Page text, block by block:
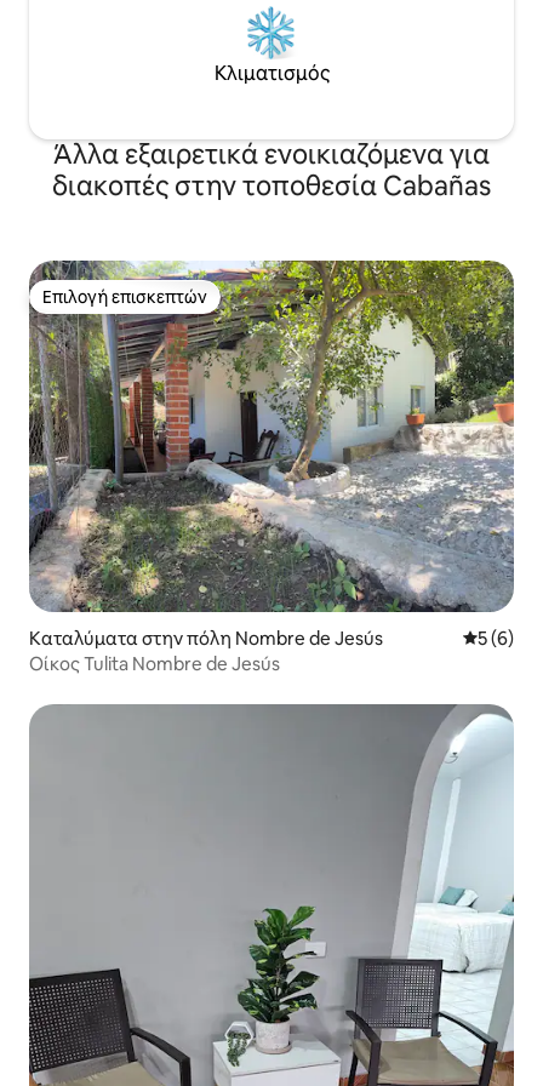
Κλιματισμός
Άλλα εξαιρετικά ενοικιαζόμενα για
διακοπές στην τοποθεσία Cabañas
Επιλογή επισκεπτών
Επιλογή επισκεπτών
Καταλύματα στην πόλη Nombre de Jesús Μέση
5 (6)
Οίκος Tulita Nombre de Jesús